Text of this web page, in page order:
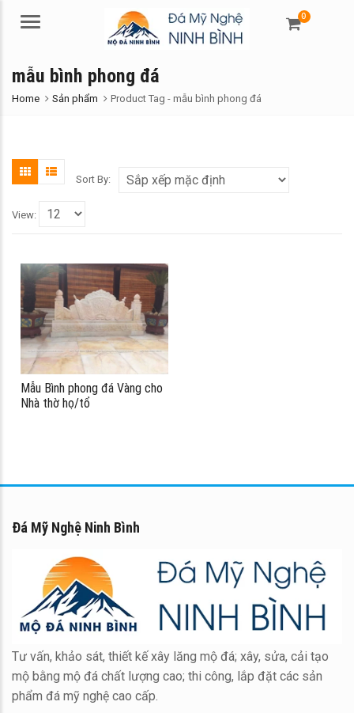
Menu
0
mẫu bình phong đá
Home Sản phẩm Product Tag - mẫu bình phong đá
Sort By:
View:
Mẫu Bình phong đá Vàng cho
Nhà thờ họ/tổ
Đá Mỹ Nghệ Ninh Bình
Tư vấn, khảo sát, thiết kế xây lăng mộ đá; xây, sửa, cải tạo
mộ bằng mộ đá chất lượng cao; thi công, lắp đặt các sản
phẩm đá mỹ nghệ cao cấp.